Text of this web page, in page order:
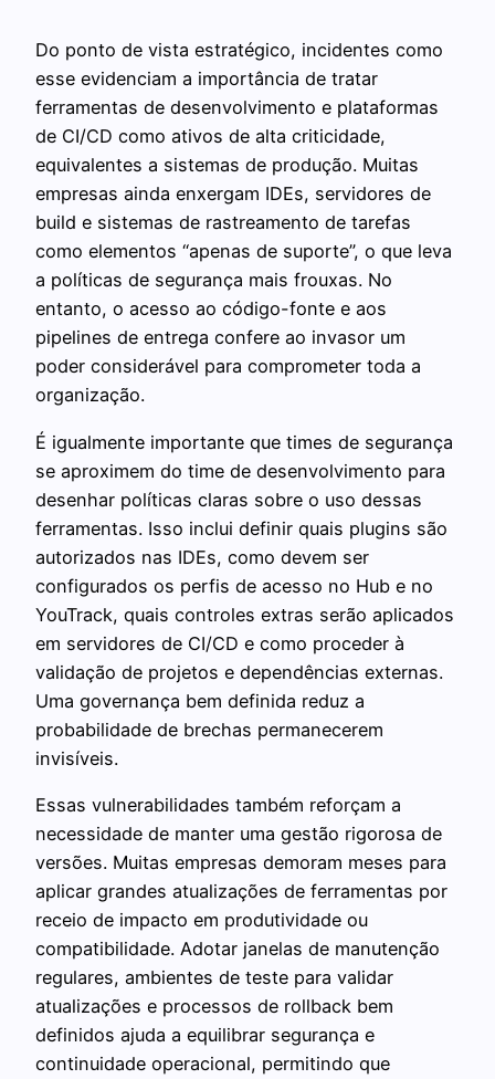
Do ponto de vista estratégico, incidentes como
esse evidenciam a importância de tratar
ferramentas de desenvolvimento e plataformas
de CI/CD como ativos de alta criticidade,
equivalentes a sistemas de produção. Muitas
empresas ainda enxergam IDEs, servidores de
build e sistemas de rastreamento de tarefas
como elementos “apenas de suporte”, o que leva
a políticas de segurança mais frouxas. No
entanto, o acesso ao código-fonte e aos
pipelines de entrega confere ao invasor um
poder considerável para comprometer toda a
organização.
É igualmente importante que times de segurança
se aproximem do time de desenvolvimento para
desenhar políticas claras sobre o uso dessas
ferramentas. Isso inclui definir quais plugins são
autorizados nas IDEs, como devem ser
configurados os perfis de acesso no Hub e no
YouTrack, quais controles extras serão aplicados
em servidores de CI/CD e como proceder à
validação de projetos e dependências externas.
Uma governança bem definida reduz a
probabilidade de brechas permanecerem
invisíveis.
Essas vulnerabilidades também reforçam a
necessidade de manter uma gestão rigorosa de
versões. Muitas empresas demoram meses para
aplicar grandes atualizações de ferramentas por
receio de impacto em produtividade ou
compatibilidade. Adotar janelas de manutenção
regulares, ambientes de teste para validar
atualizações e processos de rollback bem
definidos ajuda a equilibrar segurança e
continuidade operacional, permitindo que